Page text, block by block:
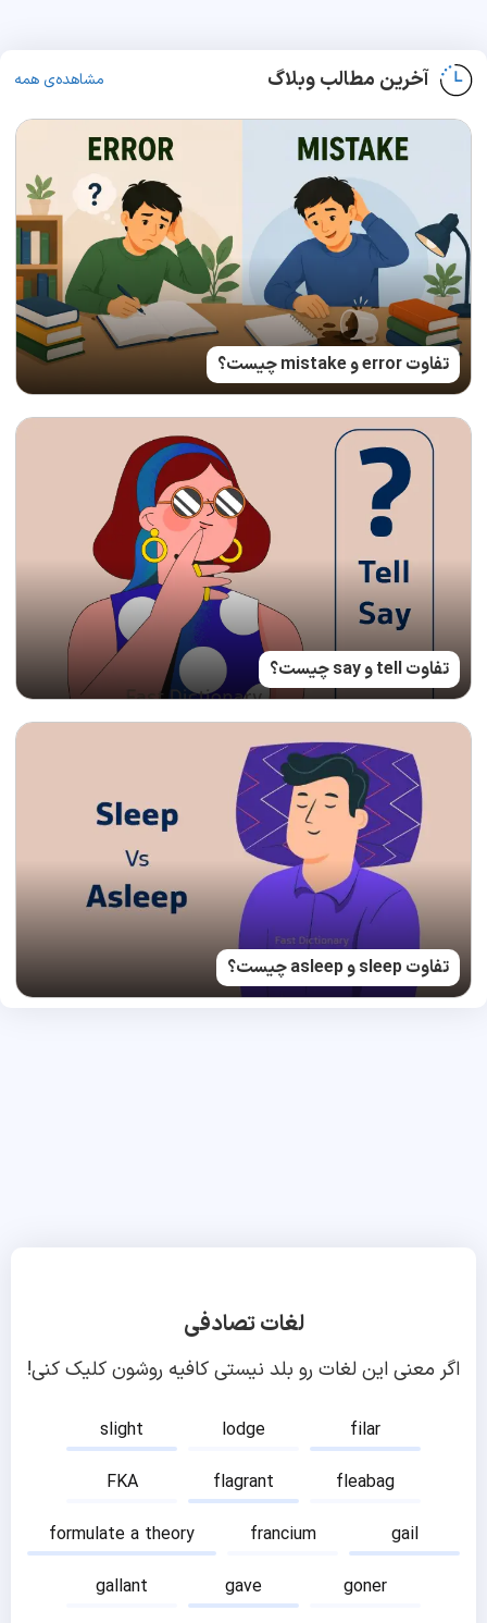
آخرین مطالب وبلاگ مشاهده‌ی همه
تفاوت error و mistake چیست؟
تفاوت tell و say چیست؟
تفاوت sleep و asleep چیست؟
لغات تصادفی
اگر معنی این لغات رو بلد نیستی کافیه روشون کلیک کنی!
slight lodge
filar
FKA
flagrant
fleabag
formulate a theory
francium
gail
gallant
gave
goner